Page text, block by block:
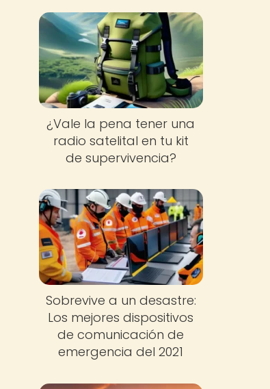
¿Vale la pena tener una
radio satelital en tu kit
de supervivencia?
Sobrevive a un desastre:
Los mejores dispositivos
de comunicación de
emergencia del 2021